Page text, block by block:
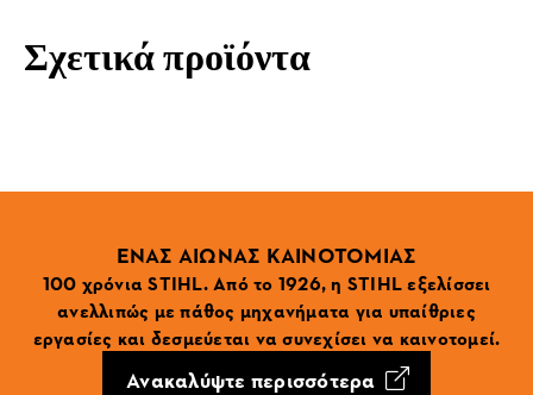
Σχετικά προϊόντα
ΕΝΑΣ ΑΙΩΝΑΣ ΚΑΙΝΟΤΟΜΙΑΣ
100 χρόνια STIHL. Από το 1926, η STIHL εξελίσσει
ανελλιπώς με πάθος μηχανήματα για υπαίθριες
εργασίες και δεσμεύεται να συνεχίσει να καινοτομεί.
Ανακαλύψτε περισσότερα